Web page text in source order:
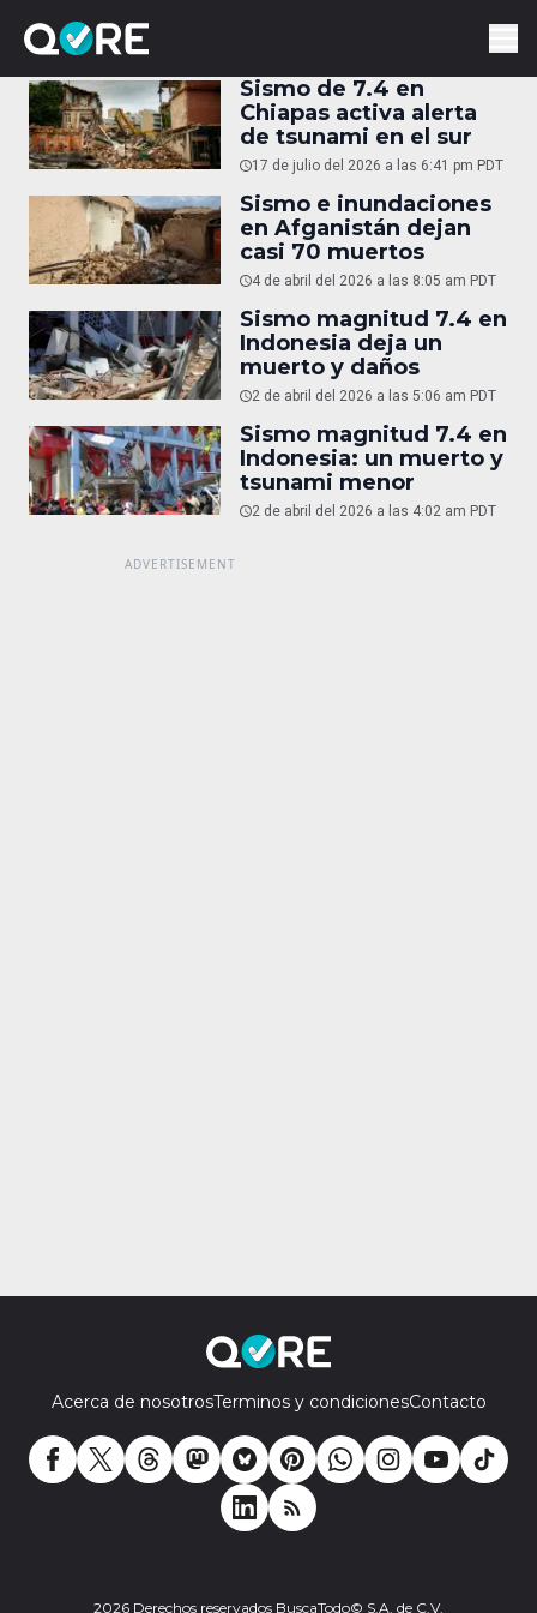
Sismo de 7.4 en
Chiapas activa alerta
de tsunami en el sur
17 de julio del 2026 a las 6:41 pm PDT
Sismo e inundaciones
en Afganistán dejan
casi 70 muertos
4 de abril del 2026 a las 8:05 am PDT
Sismo magnitud 7.4 en
Indonesia deja un
muerto y daños
2 de abril del 2026 a las 5:06 am PDT
Sismo magnitud 7.4 en
Indonesia: un muerto y
tsunami menor
2 de abril del 2026 a las 4:02 am PDT
Acerca de nosotrosTerminos y condicionesContacto
2026 Derechos reservados BuscaTodo© S.A. de C.V.